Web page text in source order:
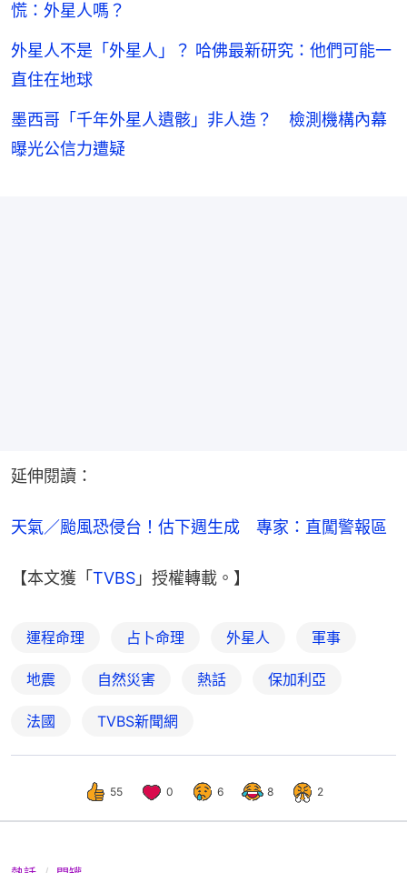
慌：外星人嗎？
外星人不是「外星人」？ 哈佛最新研究：他們可能一
直住在地球
墨西哥「千年外星人遺骸」非人造？ 檢測機構內幕
曝光公信力遭疑
延伸閱讀：
天氣／颱風恐侵台！估下週生成　專家：直闖警報區
【本文獲「 TVBS 」授權轉載。】
運程命理 占卜命理 外星人 軍事
地震 自然災害 熱話 保加利亞
法國 TVBS新聞網
55 0 6 8 2